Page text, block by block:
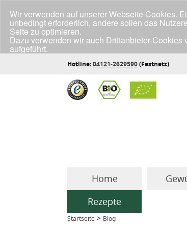
Hotline:04121-2629590(Festnetz)
Home
Rezepte
Startseite > Blog
Wir verwenden auf unserer Webseite Cookies.
unbedingt erforderlich, andere sollen das
Seite zu optimieren.
Dazu verwenden wir auch Drittanbieter-
aufgeführt.
Klicke unten auf "Annehmen", wenn du mit der